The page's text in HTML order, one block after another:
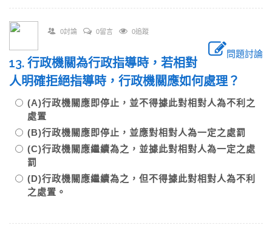
0討論 0留言 0追蹤
問題討論
13. 行政機關為行政指導時，若相對
人明確拒絕指導時，行政機關應如何處理？
(A)行政機關應即停止，並不得據此對相對人為不利之
處置
(B)行政機關應即停止，並應對相對人為一定之處罰
(C)行政機關應繼續為之，並據此對相對人為一定之處
罰
(D)行政機關應繼續為之，但不得據此對相對人為不利
之處置。